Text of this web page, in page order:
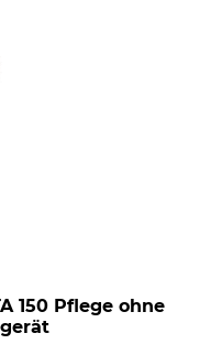
150 Pflege ohne